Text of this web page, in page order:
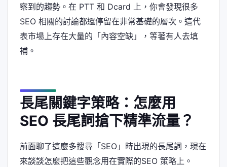
察到的趨勢。在 PTT 和 Dcard 上，你會發現很多
SEO 相關的討論都還停留在非常基礎的層次。這代
表市場上存在大量的「內容空缺」，等著有人去填
補。
長尾關鍵字策略：怎麼用
SEO 長尾詞搶下精準流量？
前面聊了這麼多搜尋「SEO」時出現的長尾詞，現在
來談談怎麼把這些觀念用在實際的SEO 策略上。